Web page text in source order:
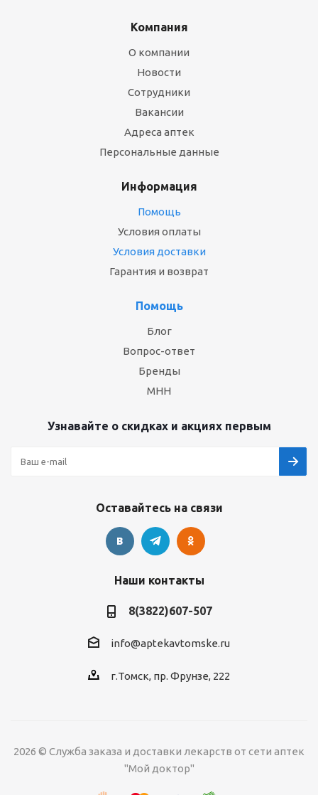
Компания
О компании
Новости
Сотрудники
Вакансии
Адреса аптек
Персональные данные
Информация
Помощь
Условия оплаты
Условия доставки
Гарантия и возврат
Помощь
Блог
Вопрос-ответ
Бренды
МНН
Узнавайте о скидках и акциях первым
Оставайтесь на связи
Наши контакты
8(3822)607-507
info@aptekavtomske.ru
г.Томск, пр. Фрунзе, 222
2026 © Служба заказа и доставки лекарств от сети аптек
"Мой доктор"